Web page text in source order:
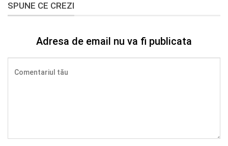
SPUNE CE CREZI
Adresa de email nu va fi publicata